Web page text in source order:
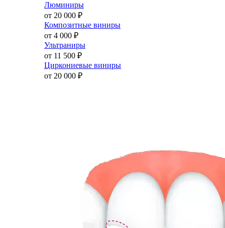
Люминиры
от 20 000 ₽
Композитные виниры
от 4 000 ₽
Ультраниры
от 11 500 ₽
Циркониевые виниры
от 20 000 ₽